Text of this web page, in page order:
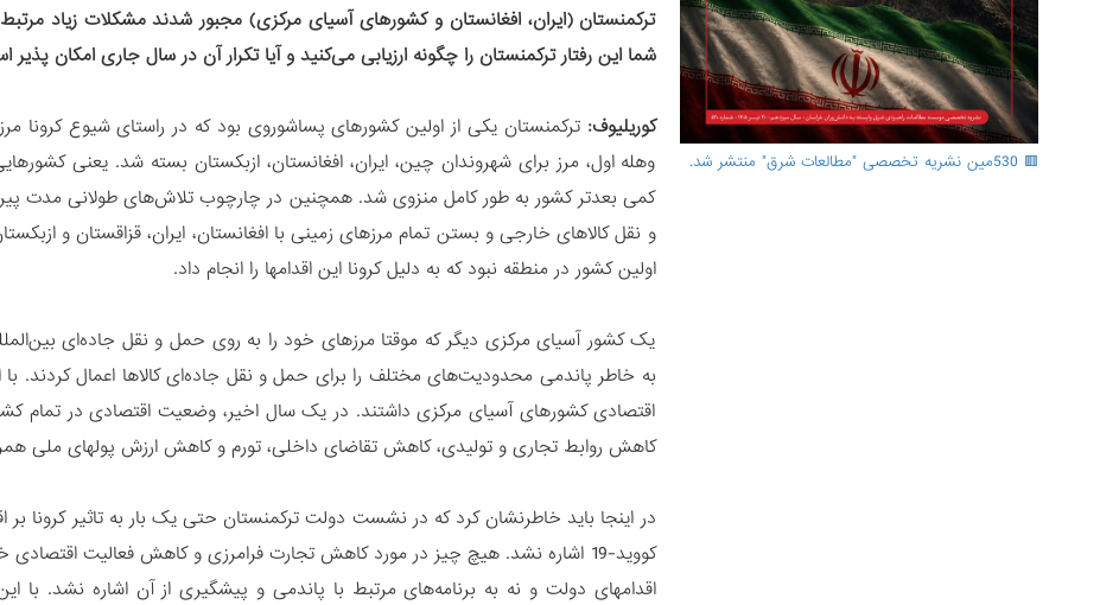
ترکمنستان (ایران، افغانستان و کشورهای آسیای مرکزی) مجبور شدند مشکلات زیاد
شما این رفتار ترکمنستان را چگونه ارزیابی می‌کنید و آیا تکرار آن در سال جاری امکان پذیر
کوریلیوف: ترکمنستان یکی از اولین کشورهای پساشوروی بود که در راستای شیوع کرونا
وهله اول، مرز برای شهروندان چین، ایران، افغانستان، ازبکستان بسته شد. یعنی
کمی بعدتر کشور به طور کامل منزوی شد. همچنین در چارچوب تلاش‌های طولانی مدت
و نقل کالاهای خارجی و بستن تمام مرزهای زمینی با افغانستان، ایران، قزاقستان و
اولین کشور در منطقه نبود که به دلیل کرونا این اقدامها را انجام داد.
یک کشور آسیای مرکزی دیگر که موقتا مرزهای خود را به روی حمل و نقل‌ جاده‌ای
به خاطر پاندمی محدودیت‌های مختلف را برای حمل و نقل جاده‌ای کالاها اعمال کردند.
اقتصادی کشورهای آسیای مرکزی داشتند. در یک سال اخیر، وضعیت اقتصادی در تمام
کاهش روابط تجاری و تولیدی، کاهش تقاضای داخلی، تورم و کاهش ارزش پولهای ملی
در اینجا باید خاطرنشان کرد که در نشست دولت ترکمنستان حتی یک بار به تاثیر کرونا
کووید-19 اشاره نشد. هیچ چیز در مورد کاهش تجارت فرامرزی و کاهش فعالیت
اقدامهای دولت و نه به برنامه‌های مرتبط با پاندمی و پیشگیری از آن اشاره نشد.
🟥 530مین نشریه تخصصی "مطالعات شرق" منتشر شد.